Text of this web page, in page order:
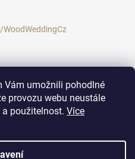
Vám umožnili pohodlné
provozu webu neustále
použitelnost. Více
údajů